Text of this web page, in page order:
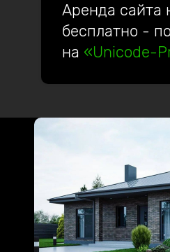
Аренда сайта
бесплатно -
на «Unicode-